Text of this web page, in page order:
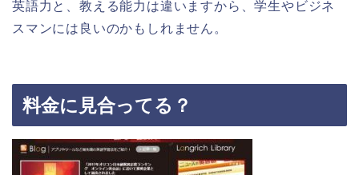
英語力と、教える能力は違いますから、学生やビジネ
スマンには良いのかもしれません。
料金に見合ってる？